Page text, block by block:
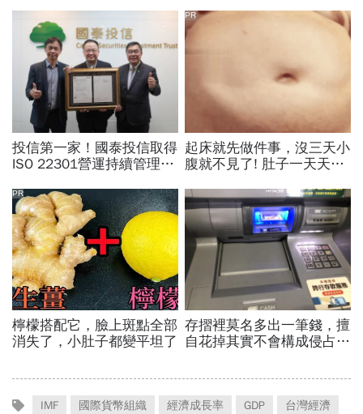
IMF 國際貨幣組織 經濟成長率 GDP 台灣經濟